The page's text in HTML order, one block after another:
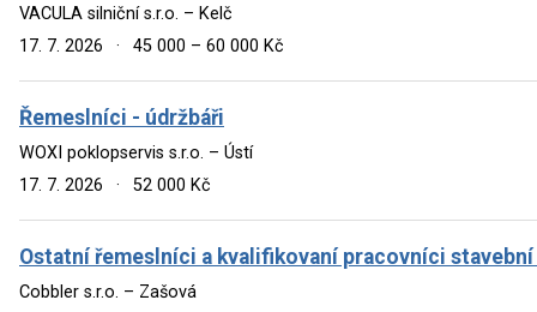
VACULA silniční s.r.o. – Kelč
17. 7. 2026
· 45 000 – 60 000 Kč
Řemeslníci - údržbáři
WOXI poklopservis s.r.o. – Ústí
17. 7. 2026
· 52 000 Kč
Ostatní řemeslníci a kvalifikovaní pracovníci
Cobbler s.r.o. – Zašová